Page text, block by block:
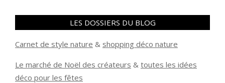
LES DOSSIERS DU BLOG
Carnet de style nature & shopping déco nature
Le marché de Noël des créateurs & toutes les idées
déco pour les fêtes